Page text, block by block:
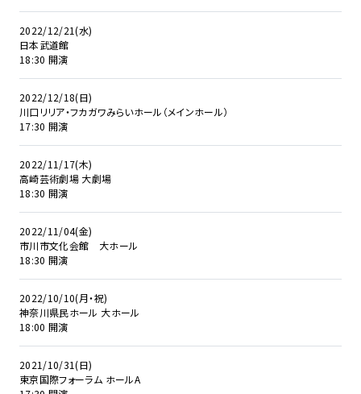
2022/12/21(水)
日本武道館
18:30 開演
2022/12/18(日)
川口リリア・フカガワみらいホール（メインホール）
17:30 開演
2022/11/17(木)
高崎芸術劇場 大劇場
18:30 開演
2022/11/04(金)
市川市文化会館 大ホール
18:30 開演
2022/10/10(月・祝)
神奈川県民ホール 大ホール
18:00 開演
2021/10/31(日)
東京国際フォーラム ホールA